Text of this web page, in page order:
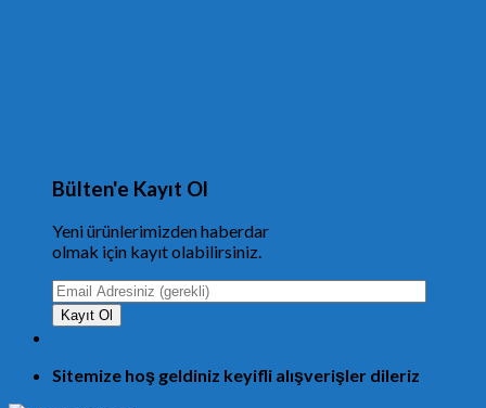
Bülten'e Kayıt Ol
Yeni ürünlerimizden haberdar
olmak için kayıt olabilirsiniz.
Sitemize hoş geldiniz keyifli alışverişler dileriz